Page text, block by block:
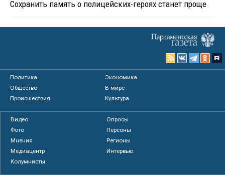
Сохранить память о полицейских-героях станет проще
Политика
Экономика
Общество
В мире
Происшествия
Культура
Видео
Опросы
Фото
Персоны
Мнения
Регионы
Медиацентр
Интервью
Колумнисты